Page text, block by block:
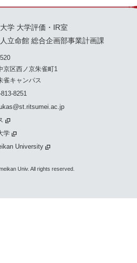
学 大学評価・IR室
立命館 総合企画部事業計画課
京区西ノ京朱雀町1
雀キャンパス
8251
学
University
Univ. All rights reserved.